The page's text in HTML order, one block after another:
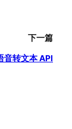
下一篇
音转文本 API